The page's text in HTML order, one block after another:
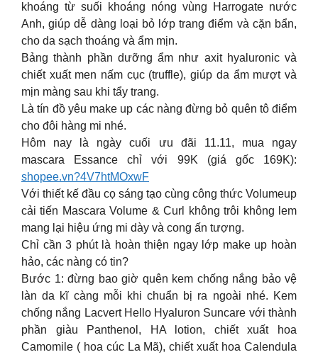
khoáng từ suối khoáng nóng vùng Harrogate nước
Anh, giúp dễ dàng loại bỏ lớp trang điểm và cặn bẩn,
cho da sạch thoáng và ẩm mịn.
Bảng thành phần dưỡng ẩm như axit hyaluronic và
chiết xuất men nấm cục (truffle), giúp da ẩm mượt và
mịn màng sau khi tẩy trang.
Là tín đồ yêu make up các nàng đừng bỏ quên tô điểm
cho đôi hàng mi nhé.
Hôm nay là ngày cuối ưu đãi 11.11, mua ngay
mascara Essance chỉ với 99K (giá gốc 169K):
shopee.vn?4V7htMOxwF
Với thiết kế đầu cọ sáng tạo cùng công thức Volumeup
cải tiến Mascara Volume & Curl không trôi không lem
mang lại hiệu ứng mi dày và cong ấn tượng.
Chỉ cần 3 phút là hoàn thiện ngay lớp make up hoàn
hảo, các nàng có tin?
Bước 1: đừng bao giờ quên kem chống nắng bảo vệ
làn da kĩ càng mỗi khi chuẩn bị ra ngoài nhé. Kem
chống nắng Lacvert Hello Hyaluron Suncare với thành
phần giàu Panthenol, HA lotion, chiết xuất hoa
Camomile ( hoa cúc La Mã), chiết xuất hoa Calendula